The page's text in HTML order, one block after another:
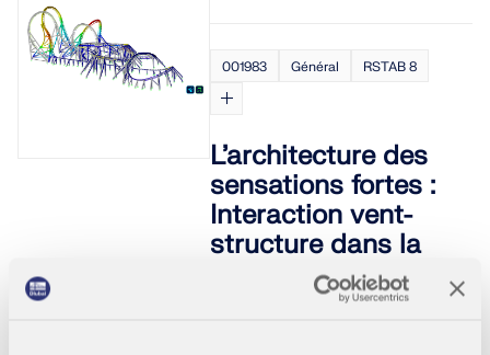
001983 Général RSTAB 8
L’architecture des
sensations fortes :
Interaction vent-
structure dans la
conception des
montagnes